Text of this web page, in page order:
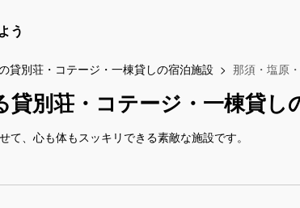
う
貸別荘・コテージ・一棟貸しの宿泊施設 那須・塩原
別荘・コテージ・一棟貸し
、心も体もスッキリできる素敵な施設です。